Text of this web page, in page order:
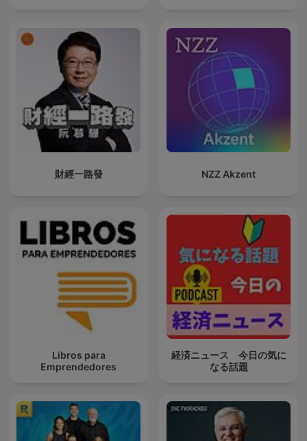
財經一路發 NZZ Akzent
Libros para
Emprendedores
経済ニュース 今日の気に
なる話題